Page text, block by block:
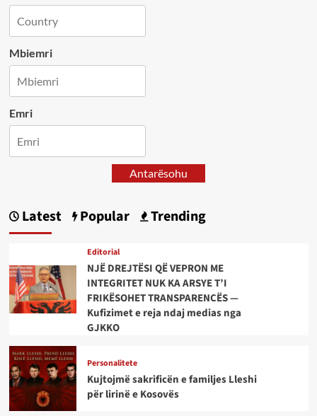
Mbiemri
Emri
Antarësohu
Latest Popular Trending
Editorial
NJË DREJTËSI QË VEPRON ME
INTEGRITET NUK KA ARSYE T’I
FRIKËSOHET TRANSPARENCËS —
Kufizimet e reja ndaj medias nga
GJKKO
Personalitete
Kujtojmë sakrificën e familjes Lleshi
për lirinë e Kosovës